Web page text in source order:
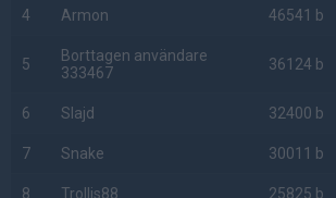
4 Armon 46541 b
5
Borttagen användare
333467
36124 b
6 Slajd 32400 b
7 Snake 30011 b
8 Trollis88 25825 b